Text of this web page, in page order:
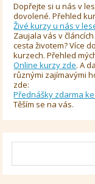
Dopřejte si u nás v
dovolené. Přehled
Živé kurzy u nás v
Zaujala vás v
cesta životem? Více
kurzech. Přehled
Online kurzy zde. A
různými zajímavými
zde:
Přednášky zdarma
Těším se na vás.